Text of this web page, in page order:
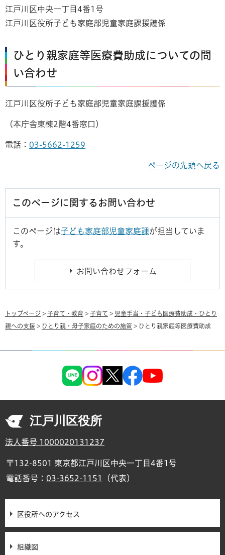
江戸川区中央一丁目4番1号
江戸川区役所子ども家庭部児童家庭課援護係
ひとり親家庭等医療費助成についての問
い合わせ
江戸川区役所子ども家庭部児童家庭課援護係
（本庁舎東棟2階4番窓口）
電話： 03-5662-1259
ページの先頭へ戻る
このページに関するお問い合わせ
このページは子ども家庭部児童家庭課が担当していま
す。
トップページ > 子育て・教育 > 子育て > 児童手当・子ども医療費助成・ひとり
親への支援 > ひとり親・母子家庭のための施策 > ひとり親家庭等医療費助成
江戸川区役所
法人番号 1000020131237
〒132-8501 東京都江戸川区中央一丁目4番1号
電話番号： 03-3652-1151 （代表）
区役所へのアクセス
組織図